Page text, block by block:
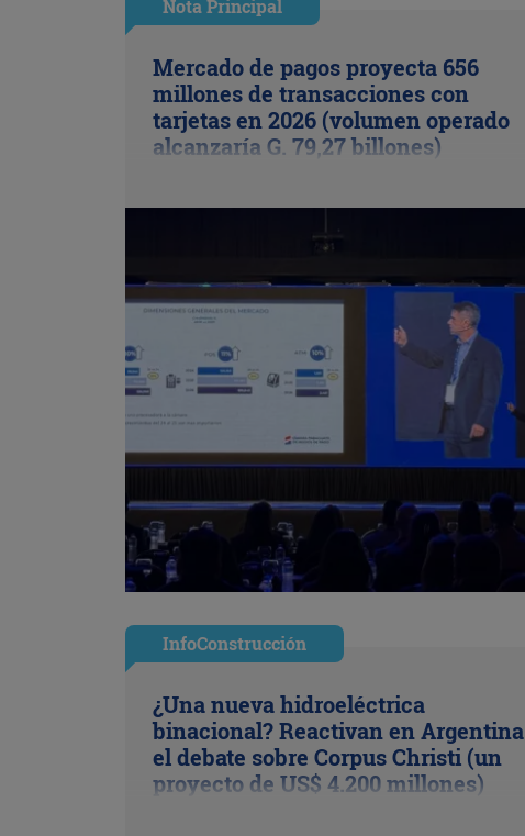
Nota Principal
Mercado de pagos proyecta 656
millones de transacciones con
tarjetas en 2026 (volumen operado
alcanzaría G. 79,27 billones)
InfoConstrucción
¿Una nueva hidroeléctrica
binacional? Reactivan en Argentina
el debate sobre Corpus Christi (un
proyecto de US$ 4.200 millones)